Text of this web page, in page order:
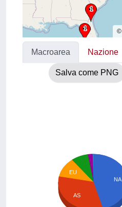
©
Macroarea Nazione
Salva come PNG
NA
EU
AS